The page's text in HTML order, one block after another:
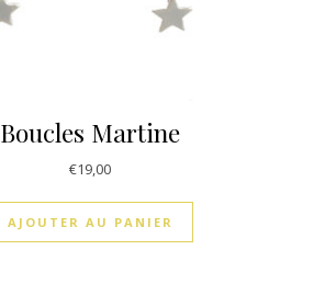
Boucles Martine
€19,00
AJOUTER AU PANIER